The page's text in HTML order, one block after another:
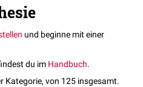
und beginne mit einer
du im Handbuch.
Kategorie, von 125 insgesamt.